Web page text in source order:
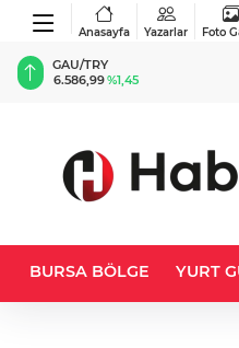
Anasayfa Yazarlar Foto
BIST 100
13.861,07%0,45
BURSA BÖLGE YURT